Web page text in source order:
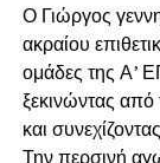
Ο Γιώργος
ακραίου
ομάδες της Α’
ξεκινώντας
και
Την περσινή